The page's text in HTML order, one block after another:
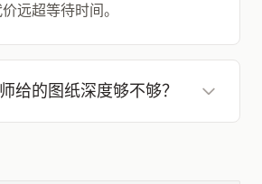
远超等待时间。
给的图纸深度够不够？